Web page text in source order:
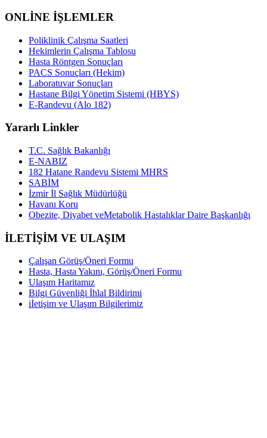
ONLİNE İŞLEMLER
Poliklinik Çalışma Saatleri
Hekimlerin Çalışma Tablosu
Hasta Röntgen Sonuçları
PACS Sonuçları (Hekim)
Laboratuvar Sonuçları
Hastane Bilgi Yönetim Sistemi (HBYS)
E-Randevu (Alo 182)
Yararlı Linkler
T.C. Sağlık Bakanlığı
E-NABIZ
182 Hatane Randevu Sistemi MHRS
SABİM
İzmir İl Sağlık Müdürlüğü
Havanı Koru
Obezite, Diyabet veMetabolik Hastalıklar Daire Başkanlığı
İLETİŞİM VE ULAŞIM
Çalışan Görüş/Öneri Formu
Hasta, Hasta Yakını, Görüş/Öneri Formu
Ulaşım Haritamız
Bilgi Güvenliği İhlal Bildirimi
iİetişim ve Ulaşım Bilgilerimiz